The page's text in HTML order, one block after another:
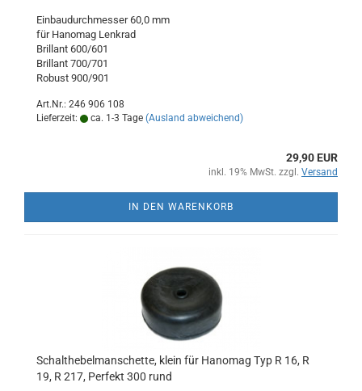
Einbaudurchmesser 60,0 mm
für Hanomag Lenkrad
Brillant 600/601
Brillant 700/701
Robust 900/901
Art.Nr.: 246 906 108
Lieferzeit:
ca. 1-3 Tage (Ausland abweichend)
29,90 EUR
inkl. 19% MwSt. zzgl. Versand
IN DEN WARENKORB
Schalthebelmanschette, klein für Hanomag Typ R 16, R
19, R 217, Perfekt 300 rund